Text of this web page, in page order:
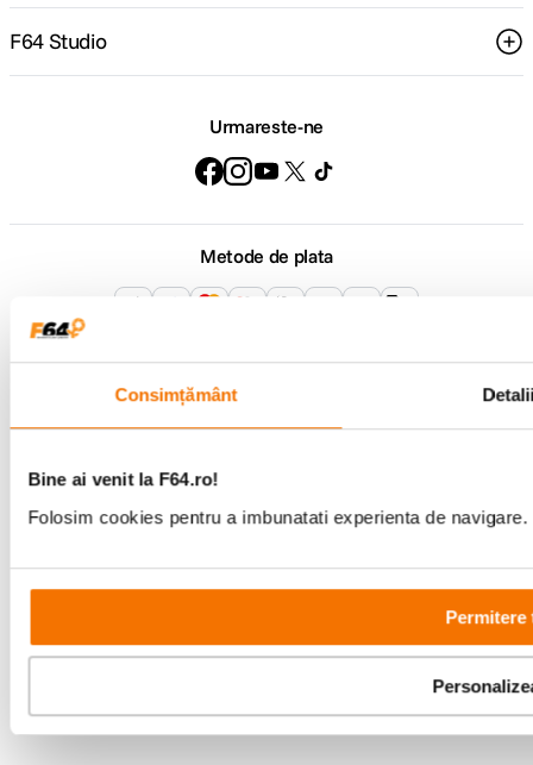
Consimțământ
Bine ai venit la F64.ro!
Folosim cookies pentru a imbunatati experienta de
Permitere
F64 Studio
Urmareste-ne
Metode de plata
Program de lucru
Copyright © F64 2001 - 2026
Parteneri tehnologie: